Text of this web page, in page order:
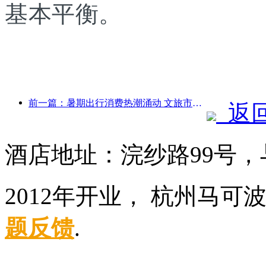
基本平衡。
前一篇：暑期出行消费热潮涌动 文旅市场创新升级
返
酒店地址：浣纱路99号
2012年开业， 杭州马
题反馈.